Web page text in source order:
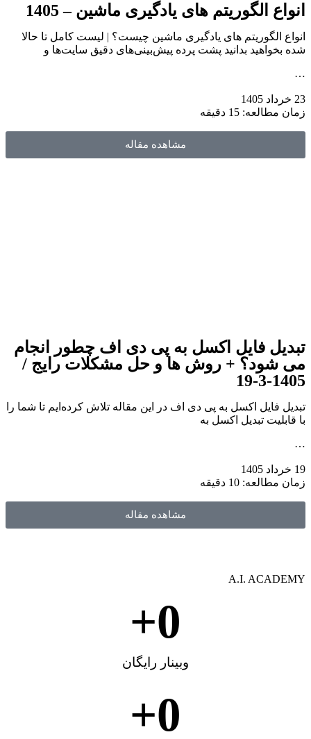
انواع الگوریتم های یادگیری ماشین – 1405
انواع الگوریتم های یادگیری ماشین چیست؟ | لیست کامل تا حالا
شده بخواهید بدانید پشت پرده پیش‌بینی‌های دقیق سایت‌ها و
…
23 خرداد 1405
زمان مطالعه: 15 دقیقه
مشاهده مقاله
تبدیل فایل اکسل به پی دی اف چطور انجام
می شود؟ + روش ها و حل مشکلات رایج /
1405-3-19
تبدیل فایل اکسل به پی دی اف در این مقاله تلاش کرده‌ایم تا شما را
با قابلیت تبدیل اکسل به
…
19 خرداد 1405
زمان مطالعه: 10 دقیقه
مشاهده مقاله
A.I. ACADEMY
وبینار رایگان
0
+
0
+